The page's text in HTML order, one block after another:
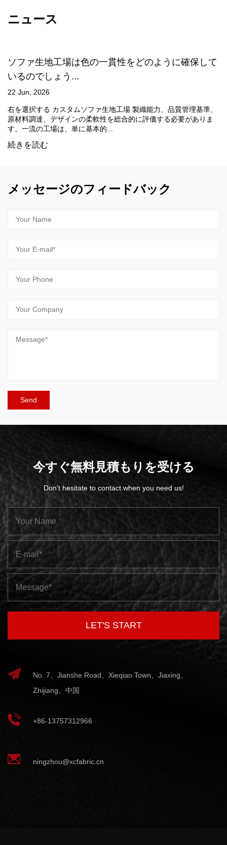
ニュース
をどのように確保して
場 製織能力、品質管理基準、
合的に評価する必要がありま
防水テクノロジー生地は
防水テクノロジー生地 を実現し
の浸透をブロックし、水蒸気を
メッセージのフィードバック
今すぐ無料見積もりを受ける
Don't hesitate to contact when you need us!
No. 7、Jianshe Road、Xieqiao Town、Jiaxing、
Zhijiang、中国
+86-13757312966
ningzhou@xcfabric.cn